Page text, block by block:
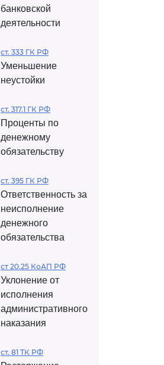
банковской
деятельности
ст. 333 ГК РФ
Уменьшение
неустойки
ст. 317.1 ГК РФ
Проценты по
денежному
обязательству
ст. 395 ГК РФ
Ответственность за
неисполнение
денежного
обязательства
ст 20.25 КоАП РФ
Уклонение от
исполнения
административного
наказания
ст. 81 ТК РФ